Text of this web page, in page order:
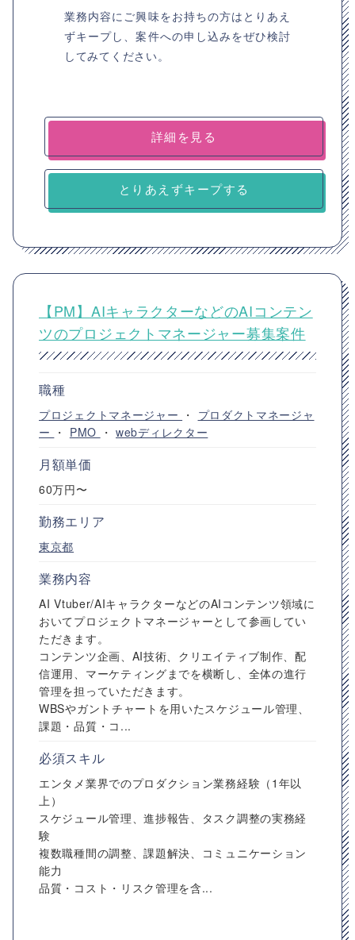
業務内容にご興味をお持ちの方はとりあえ
ずキープし、案件への申し込みをぜひ検討
してみてください。
詳細を見る
とりあえずキープする
【PM】AIキャラクターなどのAIコンテン
ツのプロジェクトマネージャー募集案件
職種
プロジェクトマネージャー ・ プロダクトマネージャ
ー ・ PMO ・webディレクター
月額単価
60万円〜
勤務エリア
東京都
業務内容
AI Vtuber/AIキャラクターなどのAIコンテンツ領域に
おいてプロジェクトマネージャーとして参画してい
ただきます。
コンテンツ企画、AI技術、クリエイティブ制作、配
信運用、マーケティングまでを横断し、全体の進行
管理を担っていただきます。
WBSやガントチャートを用いたスケジュール管理、
課題・品質・コ...
必須スキル
エンタメ業界でのプロダクション業務経験（1年以
上）
スケジュール管理、進捗報告、タスク調整の実務経
験
複数職種間の調整、課題解決、コミュニケーション
能力
品質・コスト・リスク管理を含...